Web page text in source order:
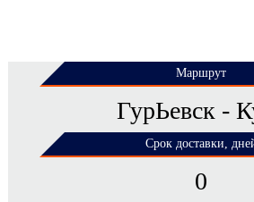
Маршрут
ГурЬевск -
Срок доставки,
0